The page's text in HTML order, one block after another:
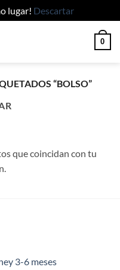
lugar! Descartar
0
“BOLSO”
que coincidan con tu
3-6 meses